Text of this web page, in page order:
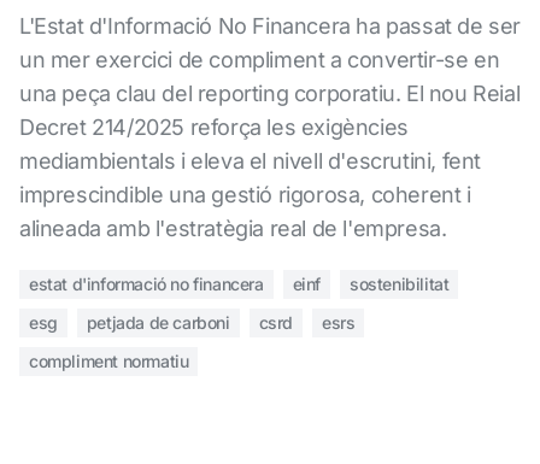
L'Estat d'Informació No Financera ha passat de ser
un mer exercici de compliment a convertir-se en
una peça clau del reporting corporatiu. El nou Reial
Decret 214/2025 reforça les exigències
mediambientals i eleva el nivell d'escrutini, fent
imprescindible una gestió rigorosa, coherent i
alineada amb l'estratègia real de l'empresa.
estat d'informació no financera einf
sostenibilitat
esg
petjada de carboni csrd
esrs
compliment normatiu